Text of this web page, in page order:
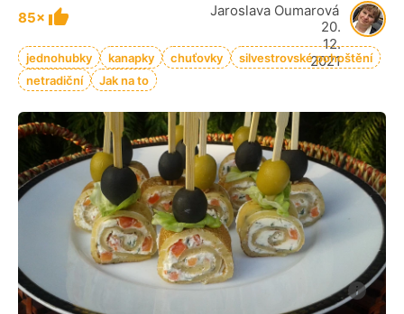
85×
Jaroslava Oumarová
20.
12.
2021
jednohubky kanapky chuťovky
silvestrovské pohoštění
netradiční
Jak na to